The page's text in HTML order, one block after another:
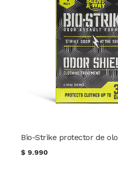
Bio-Strike protector de
$ 9.990